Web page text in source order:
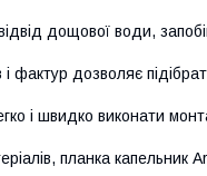
дощової води,
і фактур дозволяє
і швидко виконати
планка капельник